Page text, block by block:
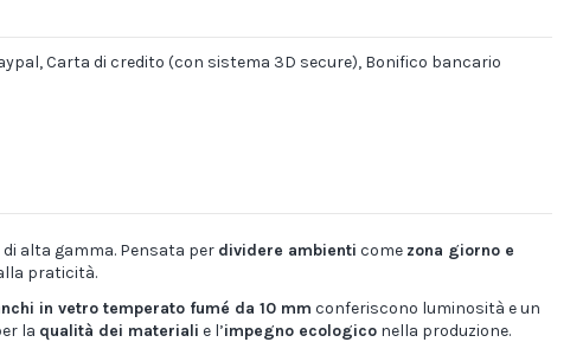
Carta di credito (con sistema 3D secure), Bonifico bancario
di alta gamma. Pensata per dividere ambienti come zona giorno e
praticità.
in vetro temperato fumé da 10 mm conferiscono luminosità e un
la qualità dei materiali e l’impegno ecologico nella produzione.